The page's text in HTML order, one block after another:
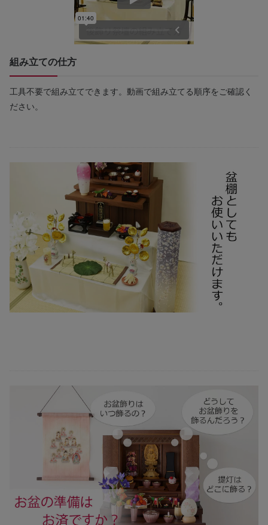
組み立ての仕方
工具不要で組み立てできます。動画で組み立てる順序をご確認く
ださい。